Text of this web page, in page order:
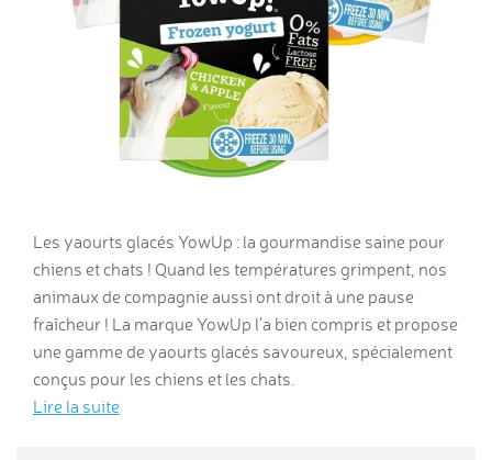
Les yaourts glacés YowUp : la gourmandise saine pour
chiens et chats ! Quand les températures grimpent, nos
animaux de compagnie aussi ont droit à une pause
fraîcheur ! La marque YowUp l’a bien compris et propose
une gamme de yaourts glacés savoureux, spécialement
conçus pour les chiens et les chats.
Lire la suite